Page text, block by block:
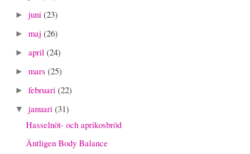
► juni (23)
► maj (26)
► april (24)
► mars (25)
► februari (22)
▼ januari (31)
Hasselnöt- och aprikosbröd
Äntligen Body Balance